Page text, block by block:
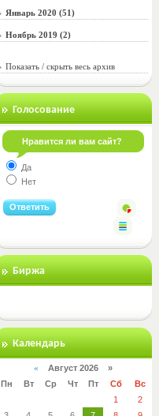
Январь 2020 (51)
Ноябрь 2019 (2)
Показать / скрыть весь архив
Голосование
Нравится ли вам сайт?
Да
Нет
Биржа
Календарь
« Август 2026 »
Пн
Вт Ср Чт Пт Сб
Вс
1
2